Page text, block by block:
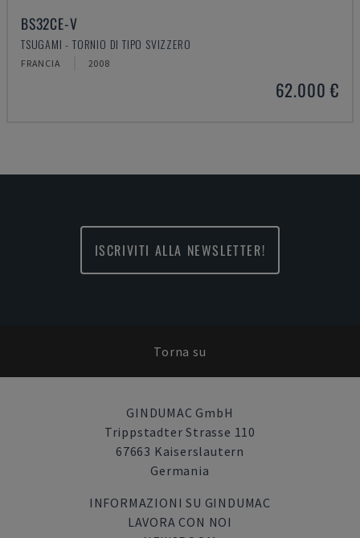
BS32CE-V
TSUGAMI - TORNIO DI TIPO SVIZZERO
FRANCIA 2008
62.000 €
ISCRIVITI ALLA NEWSLETTER!
Torna su
GINDUMAC GmbH
Trippstadter Strasse 110
67663 Kaiserslautern
Germania
INFORMAZIONI SU GINDUMAC
LAVORA CON NOI